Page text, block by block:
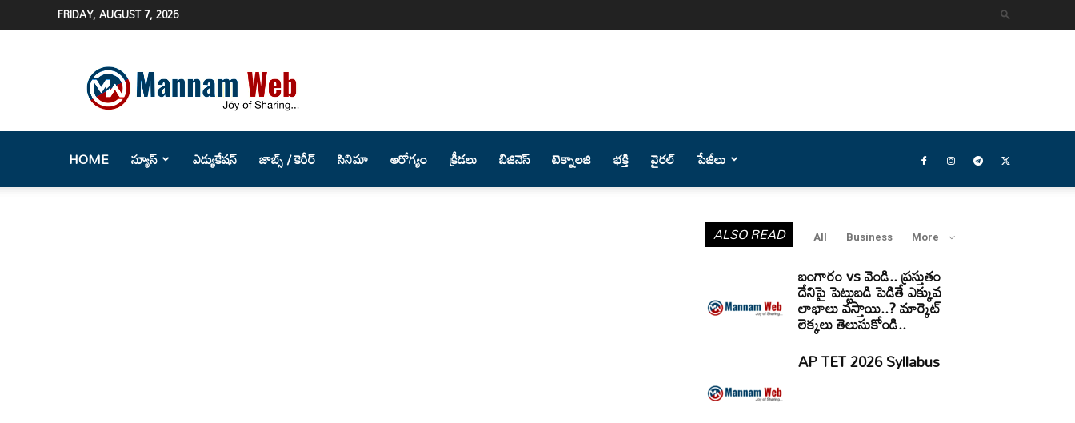
FRIDAY, AUGUST 7, 2026
Web
(మన్నం
News
HOME న్యూస్ ఎడ్యుకేషన్ జాబ్స్ / కెరీర్ సినిమా ఆరోగ్యం క్రీడలు బిజినెస్ టెక్నాలజి భక్తి వైరల్ పేజీలు
ALSO READ All Business More
బంగారం vs వెండి.. ప్రస్తుతం
దేనిపై పెట్టుబడి పెడితే ఎక్కువ
లాభాలు వస్తాయి..? మార్కెట్
లెక్కలు తెలుసుకోండి..
AP TET 2026 Syllabus